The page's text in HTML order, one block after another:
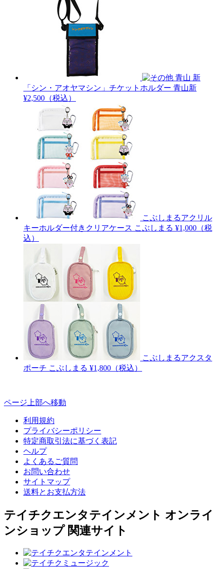
青山 新
「シン・アオヤマシン」チケットホルダー 青山新
¥2,500（税込）
こぶしまるアクリル
キーホルダー付きクリアケース こぶしまる ¥1,000（税
込）
こぶしまるアクスタ
ポーチ こぶしまる ¥1,800（税込）
ページ上部へ移動
利用規約
プライバシーポリシー
特定商取引法に基づく表記
ヘルプ
よくあるご質問
お問い合わせ
サイトマップ
送料とお支払方法
テイチクエンタテインメント オンライ
ンショップ 関連サイト